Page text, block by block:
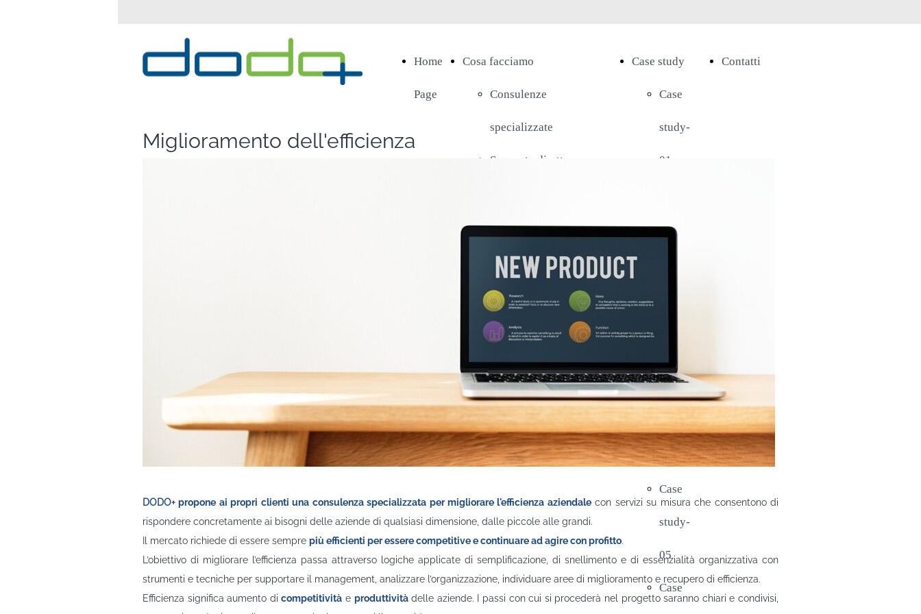
Home
Page
Cosa facciamo
Consulenze
specializzate
Supporto diretto e
Consolidamento ed
Espansione del
mercato
Miglioramento
Industria 4.0
Approccio innovativo
al Marketing
Case study
Case
study-
01
study-
Case
study-
04
Case
study-
05
Case
Contatti
Miglioramento dell'efficienza
DODO+ propone ai propri clienti una consulenza specializzata per migliorare l'efficienza aziendale con servizi su misura che consentono di
rispondere concretamente ai bisogni delle aziende di qualsiasi dimensione, dalle piccole alle grandi.
Il mercato richiede di essere sempre più efficienti per essere competitivee continuare ad agire con profitto.
L’obiettivo di migliorare l’efficienza passa attraverso logiche applicate di semplificazione, di snellimento e di essenzialità organizzativa con
strumenti e tecniche per supportare il management, analizzare l’organizzazione, individuare aree di miglioramento e recupero di efficienza.
Efficienza significa aumento dicompetitività e produttivitàdelle aziende. I passi con cui si procederà nel progetto saranno chiari e condivisi,